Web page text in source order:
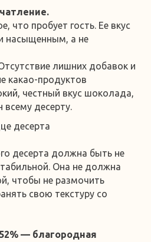
что пробует гость. Ее вкус
насыщенным, а не
лишних добавок и
какао-продуктов
честный вкус шоколада,
всему десерту.
десерта
десерта должна быть не
Она не должна
чтобы не размочить
свою текстуру со
— благородная